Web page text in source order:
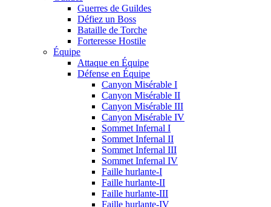
Guerres de Guildes
Défiez un Boss
Bataille de Torche
Forteresse Hostile
Équipe
Attaque en Équipe
Défense en Équipe
Canyon Misérable I
Canyon Misérable II
Canyon Misérable III
Canyon Misérable IV
Sommet Infernal I
Sommet Infernal II
Sommet Infernal III
Sommet Infernal IV
Faille hurlante-I
Faille hurlante-II
Faille hurlante-III
Faille hurlante-IV